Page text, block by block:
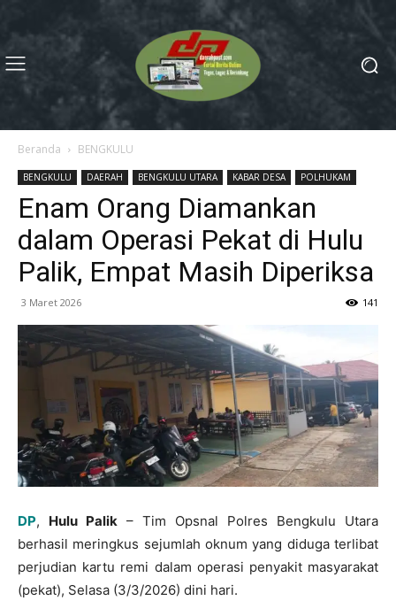
Beranda BENGKULU
BENGKULU DAERAH BENGKULU UTARA KABAR DESA POLHUKAM
Enam Orang Diamankan
dalam Operasi Pekat di Hulu
Palik, Empat Masih Diperiksa
3 Maret 2026 141
DP, Hulu Palik – Tim Opsnal Polres Bengkulu Utara
berhasil meringkus sejumlah oknum yang diduga terlibat
perjudian kartu remi dalam operasi penyakit masyarakat
(pekat), Selasa (3/3/2026) dini hari.